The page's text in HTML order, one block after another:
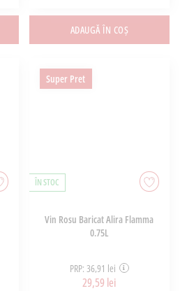
ADAUGĂ ÎN COȘ
Super Pret
ÎN STOC
Vin Rosu Baricat Alira Flamma
0.75L
PRP: 36,91 lei
29,59 lei